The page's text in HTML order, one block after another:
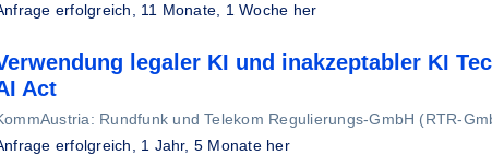
erfolgreich, 11 Monate, 1 Woche her
legaler KI und inakzeptabler KI
Act
Rundfunk und Telekom Regulierungs-GmbH (RTR-
erfolgreich, 1 Jahr, 5 Monate her